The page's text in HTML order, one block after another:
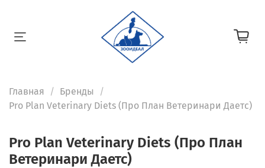
Главная
Бренды
Pro Plan Veterinary Diets (Про План Ветеринари Даетс)
Pro Plan Veterinary Diets (Про План
Ветеринари Даетс)